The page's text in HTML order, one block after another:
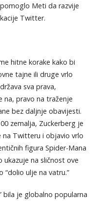
Meti da razvije
Twitter.
hitne korake kako bi
tajne ili druge vrlo
sva prava,
na, pravo na traženje
bez daljnje obavijesti.
zemalja, Zuckerberg je
na Twitteru i objavio vrlo
figura Spider-Mana
na sličnost ove
ulje na vatru.”
bila je globalno popularna